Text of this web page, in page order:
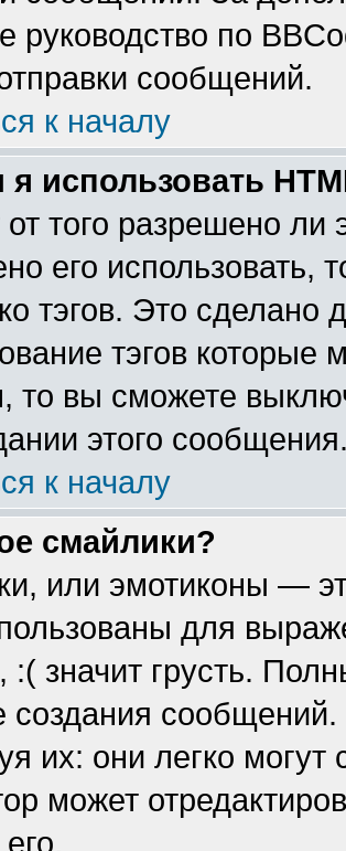
руководство по
сообщений.
к началу
я использовать
от того разрешено
его использовать,
тэгов. Это сделано
тэгов
то вы сможете
этого
к началу
смайлики?
или эмотиконы —
для
:( значит грусть.
сообщений.
их: они легко
может